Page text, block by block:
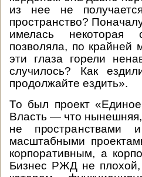
из нее не
пространство?
имелась некоторая
позволяла, по крайней
эти глаза горели
случилось? Как
продолжайте ездить».
То был проект
Власть — что
не пространствами
масштабными
корпоративным, а
Бизнес РЖД не плохой,